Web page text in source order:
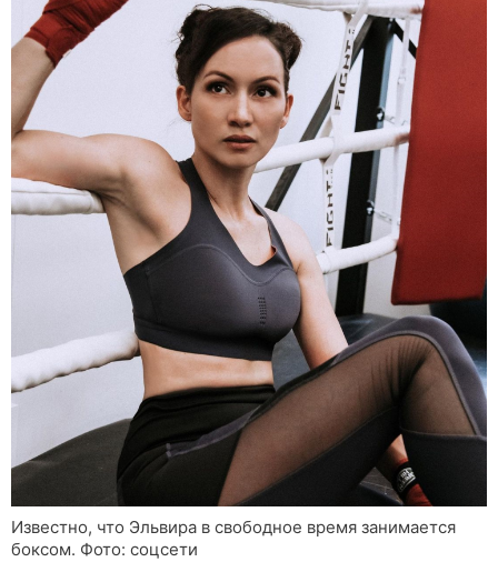
Известно, что Эльвира в свободное время занимается
боксом. Фото: соцсети